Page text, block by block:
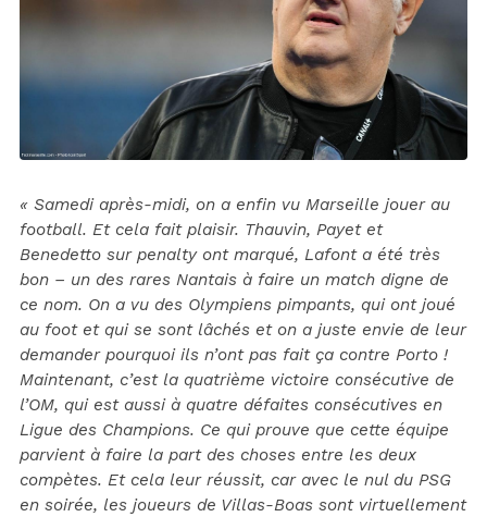
« Samedi après-midi, on a enfin vu Marseille jouer au
football. Et cela fait plaisir. Thauvin, Payet et
Benedetto sur penalty ont marqué, Lafont a été très
bon – un des rares Nantais à faire un match digne de
ce nom. On a vu des Olympiens pimpants, qui ont joué
au foot et qui se sont lâchés et on a juste envie de leur
demander pourquoi ils n’ont pas fait ça contre Porto !
Maintenant, c’est la quatrième victoire consécutive de
l’OM, qui est aussi à quatre défaites consécutives en
Ligue des Champions. Ce qui prouve que cette équipe
parvient à faire la part des choses entre les deux
compètes. Et cela leur réussit, car avec le nul du PSG
en soirée, les joueurs de Villas-Boas sont virtuellement